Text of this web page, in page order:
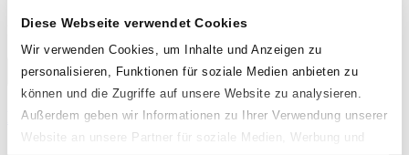
Diese Webseite verwendet Cookies
Wir verwenden Cookies, um Inhalte und Anzeigen zu
personalisieren, Funktionen für soziale Medien anbieten zu
können und die Zugriffe auf unsere Website zu analysieren.
Außerdem geben wir Informationen zu Ihrer Verwendung unserer
Website an unsere Partner für soziale Medien, Werbung und
NL - 3981 AK Bunnik
call email favorite_border
Manitou MSI30D